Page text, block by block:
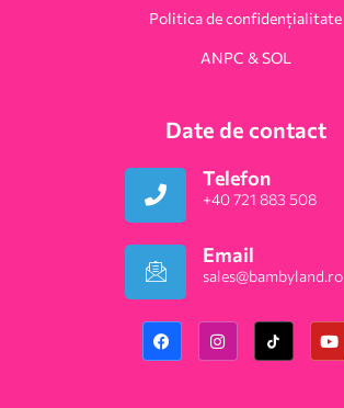
Politica de confidențialitate
ANPC & SOL
Date de contact
Telefon
+40 721 883 508
Email
sales@bambyland.ro​